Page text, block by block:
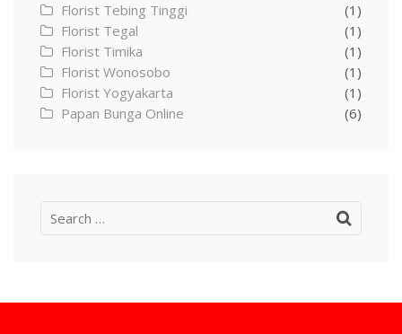
Florist Tebing Tinggi
(1)
Florist Tegal
(1)
Florist Timika
(1)
Florist Wonosobo
(1)
Florist Yogyakarta
(1)
Papan Bunga Online
(6)
Search